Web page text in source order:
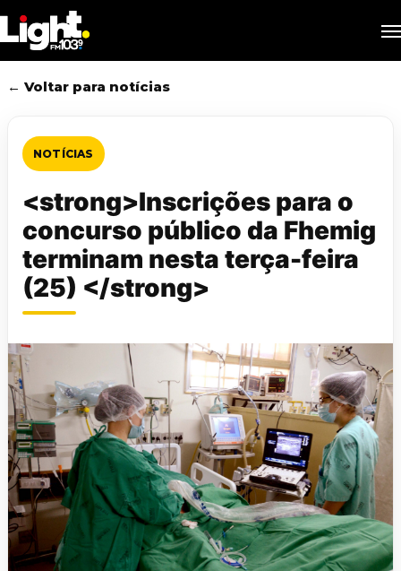
to
main
content
← Voltar para notícias
NOTÍCIAS
<strong>Inscrições para o
concurso público da Fhemig
terminam nesta terça-feira
(25) </strong>